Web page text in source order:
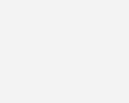
hierfür erforderliche
über die Kreditanstalt für
bedeuten, dass sie auch noch
Reduzierung der
die dabei entstandenen
müssen. Die verringerte
Anwendung würde damit verlängert